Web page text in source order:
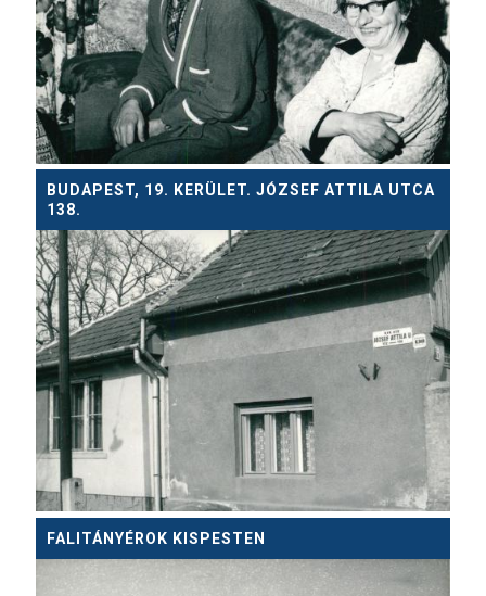
BUDAPEST, 19. KERÜLET. JÓZSEF ATTILA UTCA
138.
FALITÁNYÉROK KISPESTEN